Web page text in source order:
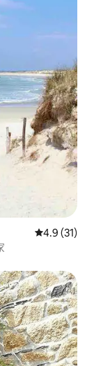
レビュー31
4.9 (31)